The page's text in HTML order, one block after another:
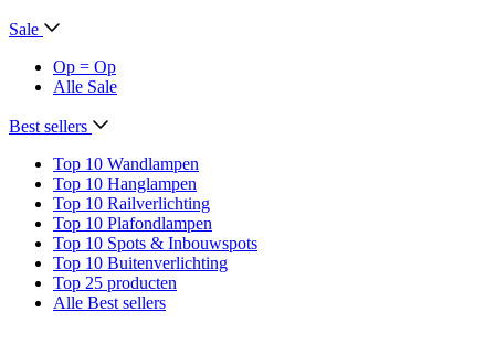
Sale
Op = Op
Alle Sale
Best sellers
Top 10 Wandlampen
Top 10 Hanglampen
Top 10 Railverlichting
Top 10 Plafondlampen
Top 10 Spots & Inbouwspots
Top 10 Buitenverlichting
Top 25 producten
Alle Best sellers